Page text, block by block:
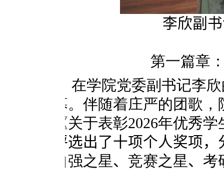
李欣副
第一篇章
在学院党委副书记李
幕。伴随着庄严的团歌
《关于表彰2026年优秀学
评选出了十项个人奖项，
自强之星、 竞赛之星、 考